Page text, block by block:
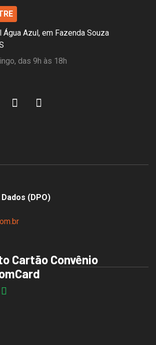
Água Azul, em Fazenda Souza
das 9h às 18h
(DPO)
Cartão Convênio